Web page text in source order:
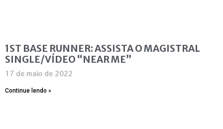
1ST BASE RUNNER: ASSISTA O MAGISTRAL
SINGLE/VÍDEO “NEAR ME”
17 de maio de 2022
Continue lendo »